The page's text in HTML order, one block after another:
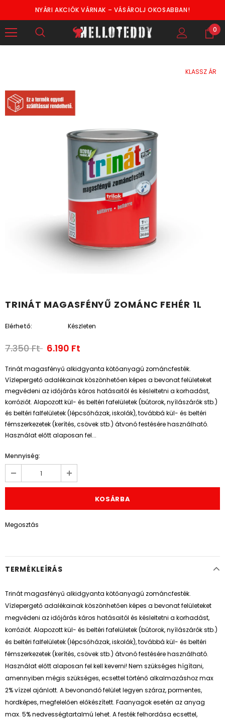
NYÁRI AKCIÓK VÁRNAK – VÁSÁROLJ OKOSABBAN!
0
KLASSZ ÁR
TRINÁT MAGASFÉNYŰ ZOMÁNC FEHÉR 1L
Elérhető: Készleten
7.350 Ft 6.190 Ft
Trinát magasfényű alkidgyanta kötőanyagú zománcfesték.
Vízlepergető adalékainak köszönhetően képes a bevonat felületeket
megvédeni az időjárás káros hatásaitól és késleltetni a korhadást,
korróziót. Alapozott kül- és beltéri fafelületek (bútorok, nyílászárók stb.)
és beltéri falfelületek (lépcsőházak, iskolák), továbbá kül- és beltéri
fémszerkezetek (kerítés, csövek stb.) átvonó festésére használható.
Használat előtt alaposan fel...
Mennyiség:
Megosztás
TERMÉKLEÍRÁS
Trinát magasfényű alkidgyanta kötőanyagú zománcfesték.
Vízlepergető adalékainak köszönhetően képes a bevonat felületeket
megvédeni az időjárás káros hatásaitól és késleltetni a korhadást,
korróziót. Alapozott kül- és beltéri fafelületek (bútorok, nyílászárók stb.)
és beltéri falfelületek (lépcsőházak, iskolák), továbbá kül- és beltéri
fémszerkezetek (kerítés, csövek stb.) átvonó festésére használható.
Használat előtt alaposan fel kell keverni! Nem szükséges hígítani,
amennyiben mégis szükséges, ecsettel történő alkalmazáshoz max
2% vízzel ajánlott. A bevonandó felület legyen száraz, pormentes,
hordképes, megfelelően előkészített. Faanyagok esetén az anyag
max. 5% nedvességtartalmú lehet. A festék felhordása ecsettel,